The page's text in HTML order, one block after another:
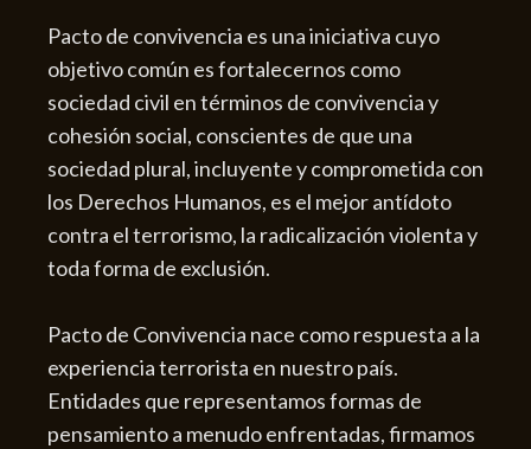
Pacto de convivencia es una iniciativa cuyo
objetivo común es fortalecernos como
sociedad civil en términos de convivencia y
cohesión social, conscientes de que una
sociedad plural, incluyente y comprometida con
los Derechos Humanos, es el mejor antídoto
contra el terrorismo, la radicalización violenta y
toda forma de exclusión.
Pacto de Convivencia nace como respuesta a la
experiencia terrorista en nuestro país.
Entidades que representamos formas de
pensamiento a menudo enfrentadas, firmamos